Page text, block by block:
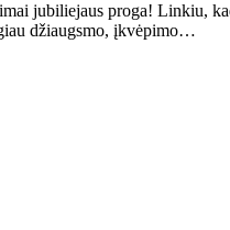
jubiliejaus proga! Linkiu,
džiaugsmo, įkvėpimo…